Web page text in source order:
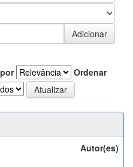
Ordenar
Autor(es)